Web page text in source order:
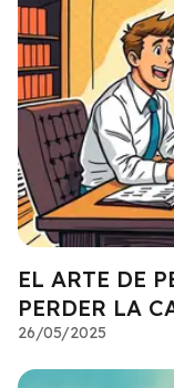
EL ARTE DE
PERDER LA
26/05/2025